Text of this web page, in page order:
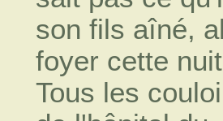
son fils aîné,
foyer cette
Tous les